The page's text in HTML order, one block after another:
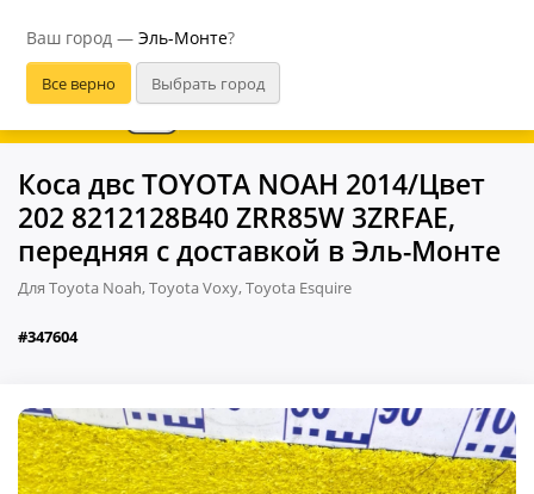
Ваш город — Эль-Монте?
В приложении удобнее
Коса двс TOYOTA NOAH 2014/Цвет
202 8212128B40 ZRR85W 3ZRFAE,
передняя с доставкой в Эль-Монте
Для Toyota Noah, Toyota Voxy, Toyota Esquire
#347604